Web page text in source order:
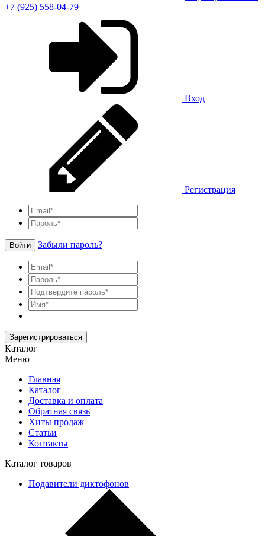
+7 (925) 558-04-79
Вход
Регистрация
Войти Забыли пароль?
Зарегистрироваться
Каталог
Меню
Главная
Каталог
Доставка и оплата
Обратная связь
Хиты продаж
Статьи
Контакты
Каталог товаров
Подавители диктофонов